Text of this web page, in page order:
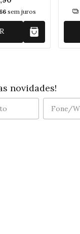
sem juros
novidades!